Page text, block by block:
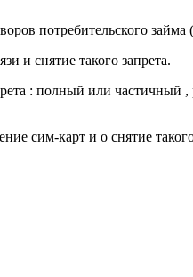
потребительского займа
и снятие такого запрета.
: полный или частичный ,
сим-карт и о снятие